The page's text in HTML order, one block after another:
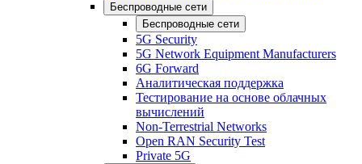
Беспроводные сети
Беспроводные сети
5G Security
5G Network Equipment Manufacturers
6G Forward
Аналитическая поддержка
Тестирование на основе облачных
вычислений
Non-Terrestrial Networks
Open RAN Security Test
Private 5G